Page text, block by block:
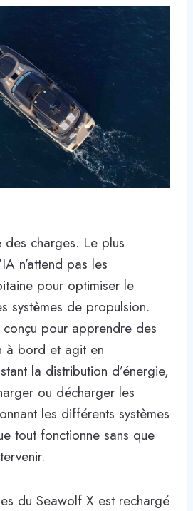
charges. Le plus
n’attend pas les
pour optimiser le
systèmes de propulsion.
pour apprendre des
à bord et agit en
la distribution d’énergie,
ou décharger les
les différents systèmes
tout fonctionne sans que
du Seawolf X est rechargé